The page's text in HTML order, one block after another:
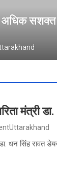
सशक्त
मंत्री
धन सिंह रावत